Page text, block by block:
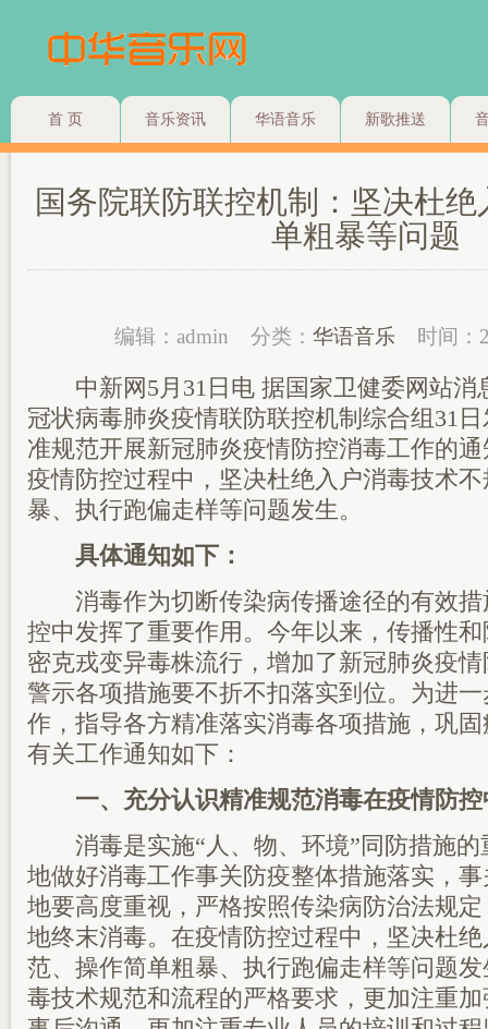
首 页 音乐资讯 华语音乐 新歌推送
国务院联防联控机制：坚决杜
单粗暴等问题
编辑：admin 分类： 华语音乐 时间：
中新网5月31日电 据国家卫健委网站消
冠状病毒肺炎疫情联防联控机制综合组31
准规范开展新冠肺炎疫情防控消毒工作的
疫情防控过程中，坚决杜绝入户消毒技术
暴、执行跑偏走样等问题发生。
具体通知如下：
消毒作为切断传染病传播途径的有效措
控中发挥了重要作用。今年以来，传播性
密克戎变异毒株流行，增加了新冠肺炎疫
警示各项措施要不折不扣落实到位。为进
作，指导各方精准落实消毒各项措施，巩
有关工作通知如下：
一、充分认识精准规范消毒在疫情防控
消毒是实施“人、物、环境”同防措施的
地做好消毒工作事关防疫整体措施落实，
地要高度重视，严格按照传染病防治法规
地终末消毒。在疫情防控过程中，坚决杜
范、操作简单粗暴、执行跑偏走样等问题
毒技术规范和流程的严格要求，更加注重